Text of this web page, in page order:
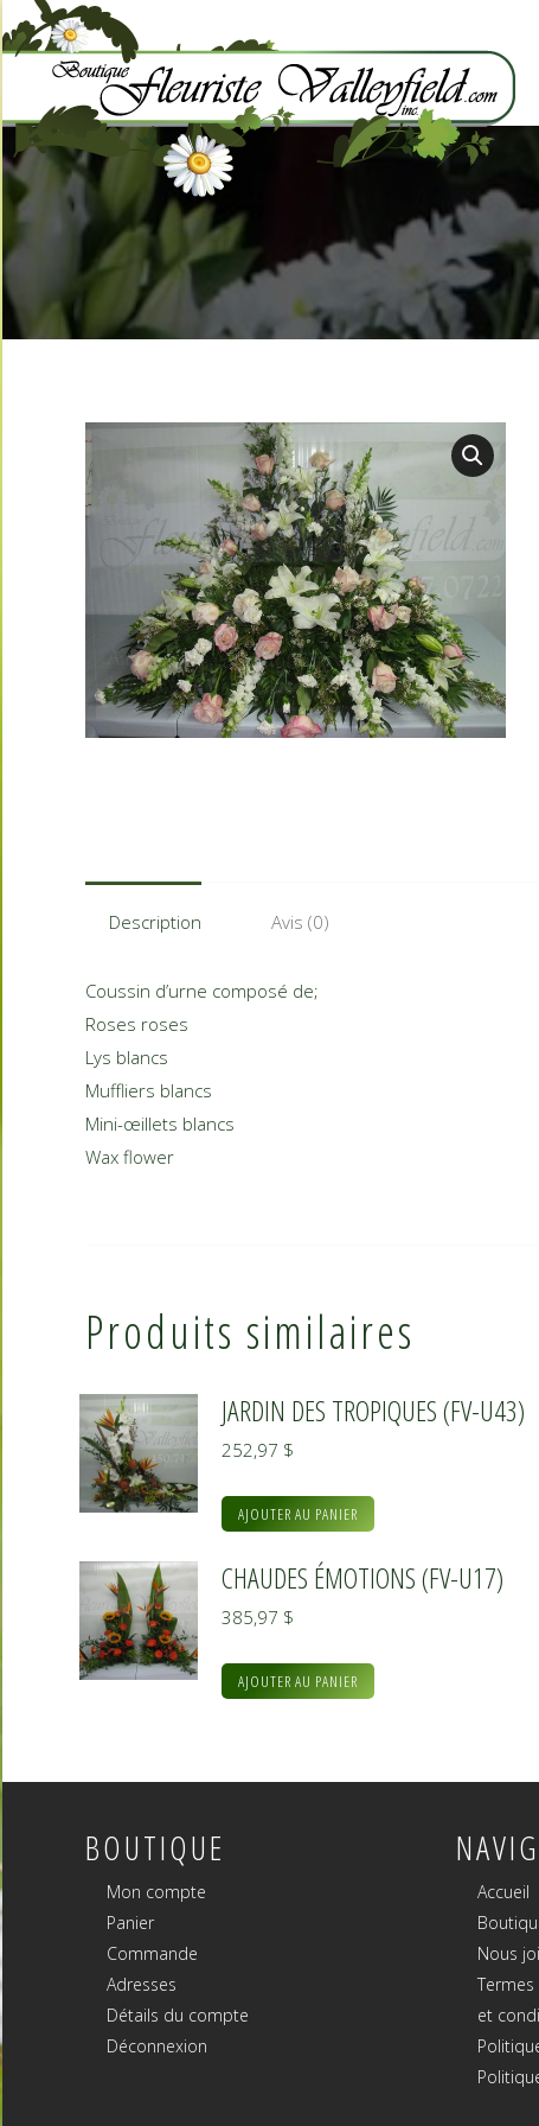
Description Avis (0)
Coussin d’urne composé de;
Roses roses
Lys blancs
Muffliers blancs
Mini-œillets blancs
Wax flower
Produits similaires
JARDIN DES TROPIQUES (FV-U43)
252,97 $
AJOUTER AU PANIER
CHAUDES ÉMOTIONS (FV-U17)
385,97 $
AJOUTER AU PANIER
BOUTIQUE
Mon compte
Panier
Commande
Adresses
Détails du compte
Déconnexion
Accueil
Nous
et